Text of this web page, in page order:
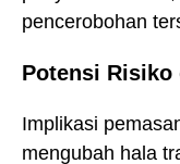
pencerobohan
Potensi Risiko
Implikasi
mengubah hala